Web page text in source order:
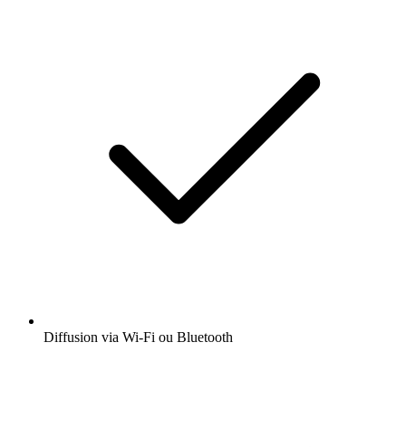
Diffusion via Wi-Fi ou Bluetooth